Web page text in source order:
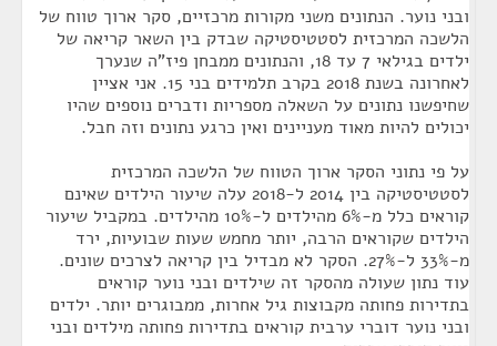
ובני נוער. הנתונים משני מקורות מרכזיים, סקר ארוך טווח של
הלשכה המרכזית לסטטיסטיקה שבדק בין השאר קריאה של
ילדים בגילאי 7 עד 18, והנתונים ממבחן פיז"ה שנערך
לאחרונה בשנת 2018 בקרב תלמידים בני 15. אני אציין
שחיפשנו נתונים על השאלה מספריות ודברים נוספים שהיו
יכולים להיות מאוד מעניינים ואין כרגע נתונים וזה חבל.
על פי נתוני הסקר ארוך הטווח של הלשכה המרכזית
לסטטיסטיקה בין 2014 ל-2018 עלה שיעור הילדים שאינם
קוראים כלל מ-6% מהילדים ל-10% מהילדים. במקביל שיעור
הילדים שקוראים הרבה, יותר מחמש שעות שבועיות, ירד
מ-33% ל-27%. הסקר לא מבדיל בין קריאה לצרכים שונים.
עוד נתון שעולה מהסקר זה שילדים ובני נוער קוראים
בתדירות פחותה מקבוצות גיל אחרות, ממבוגרים יותר. ילדים
ובני נוער דוברי ערבית קוראים בתדירות פחותה מילדים ובני